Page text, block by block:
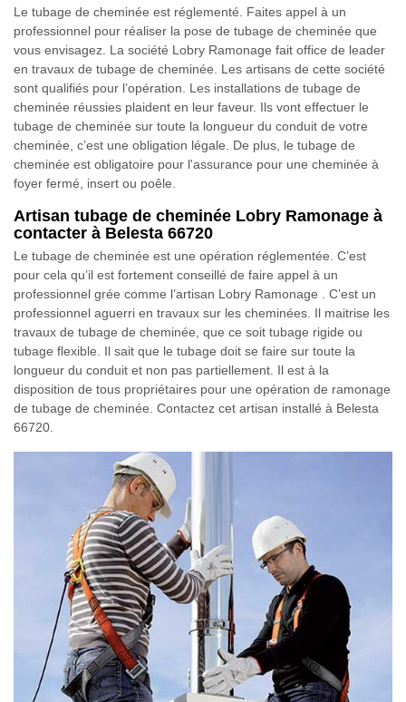
Le tubage de cheminée est réglementé. Faites appel à un
professionnel pour réaliser la pose de tubage de cheminée que
vous envisagez. La société Lobry Ramonage fait office de leader
en travaux de tubage de cheminée. Les artisans de cette société
sont qualifiés pour l’opération. Les installations de tubage de
cheminée réussies plaident en leur faveur. Ils vont effectuer le
tubage de cheminée sur toute la longueur du conduit de votre
cheminée, c’est une obligation légale. De plus, le tubage de
cheminée est obligatoire pour l'assurance pour une cheminée à
foyer fermé, insert ou poêle.
Artisan tubage de cheminée Lobry Ramonage à
contacter à Belesta 66720
Le tubage de cheminée est une opération réglementée. C’est
pour cela qu’il est fortement conseillé de faire appel à un
professionnel grée comme l’artisan Lobry Ramonage . C’est un
professionnel aguerri en travaux sur les cheminées. Il maitrise les
travaux de tubage de cheminée, que ce soit tubage rigide ou
tubage flexible. Il sait que le tubage doit se faire sur toute la
longueur du conduit et non pas partiellement. Il est à la
disposition de tous propriétaires pour une opération de ramonage
de tubage de cheminée. Contactez cet artisan installé à Belesta
66720.